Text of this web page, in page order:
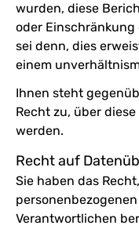
wurden, diese
oder
sei denn, dies
einem
Ihnen steht
Recht zu, über
werden.
Recht auf
Sie haben das
Verantwortlichen